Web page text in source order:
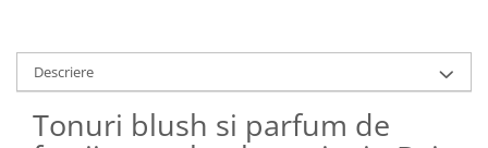
Descriere
Tonuri blush si parfum de